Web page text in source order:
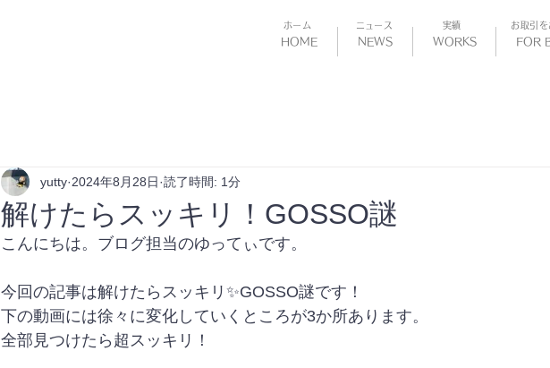
HOME NEWS WORKS FOR
​ホーム ​ニュース ​実績 お取引
解けたらスッキリ！GOSSO謎
yutty 2024年8月28日 読了時間: 1分
こんにちは。ブログ担当のゆってぃです。
今回の記事は解けたらスッキリ✨GOSSO謎です！
下の動画には徐々に変化していくところが3か所あります。
全部見つけたら超スッキリ！